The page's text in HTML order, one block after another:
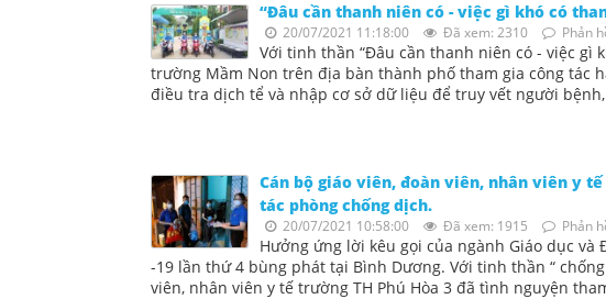
“Đâu cần thanh niên có - việc gì khó có
20/07/2021 11:18:00 Đã xem: 2310 Phản
Với tinh thần “Đâu cần thanh niên có - việc gì
trường Mầm Non trên địa bàn thành phố tham gia công tác
điều tra dịch tể và nhập cơ sở dữ liệu để truy vết người
Cán bộ giáo viên, đoàn viên, nhân viên y
tác phòng chống dịch.
20/07/2021 10:58:00 Đã xem: 1915 Phản
Hưởng ứng lời kêu gọi của ngành Giáo dục
-19 lần thứ 4 bùng phát tại Bình Dương. Với tinh thần “
viên, nhân viên y tế trường TH Phú Hòa 3 đã tình nguyện